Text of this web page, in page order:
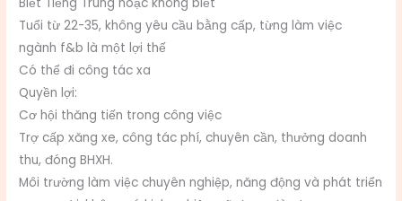
Tuổi từ 22-35, không yêu cầu bằng cấp, từng làm việc
ngành f&b là một lợi thế
Có thể đi công tác xa
Quyền lợi:
Cơ hội thăng tiến trong công việc
Trợ cấp xăng xe, công tác phí, chuyên cần, thưởng doanh
thu, đóng BHXH.
Môi trường làm việc chuyên nghiệp, năng động và phát triển